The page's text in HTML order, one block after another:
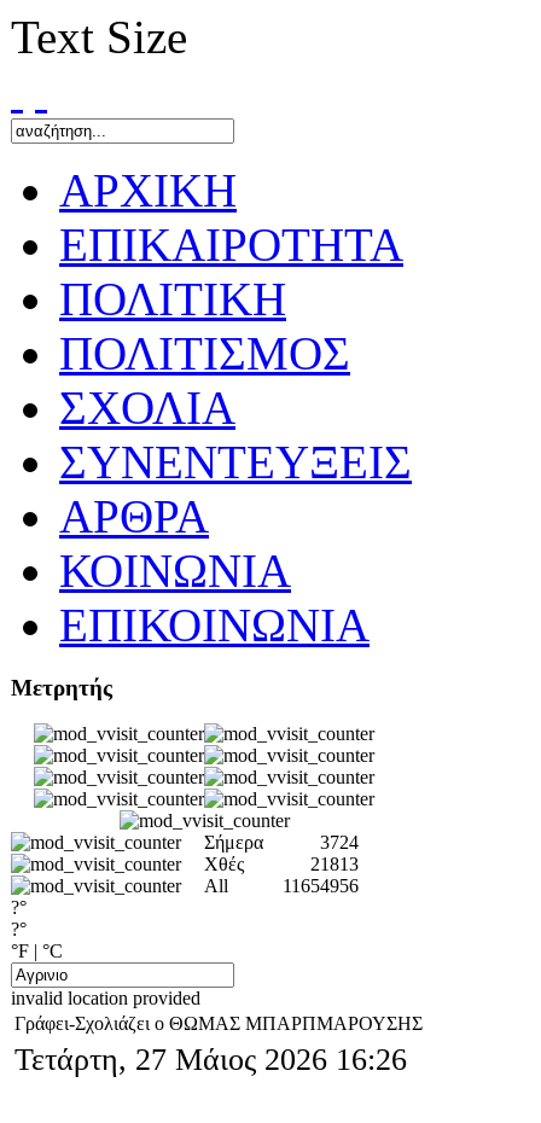
Text Size
ΑΡΧΙΚΗ
ΕΠΙΚΑΙΡΟΤΗΤΑ
ΠΟΛΙΤΙΚΗ
ΠΟΛΙΤΙΣΜΟΣ
ΣΧΟΛΙΑ
ΣΥΝΕΝΤΕΥΞΕΙΣ
ΑΡΘΡΑ
ΚΟΙΝΩΝΙΑ
ΕΠΙΚΟΙΝΩΝΙΑ
Μετρητής
Σήμερα
3724
Χθές
21813
All
11654956
?°
?°
°F | °C
invalid location provided
Γράφει-Σχολιάζει ο ΘΩΜΑΣ ΜΠΑΡΠΜΑΡΟΥΣΗΣ
Τετάρτη, 27 Μάιος 2026 16:26